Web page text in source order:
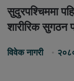
सुदुरपश्चिममा
शारीरिक सुगठन
विवेक नागरी